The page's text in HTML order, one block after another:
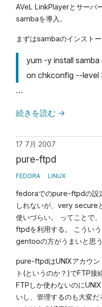
AVeL LinkPlayerとサーバ
sambaを導入。
まずはsambaのインスト
yum -y install
on chkconfig --level
…
続きを読む →
17 7月 2007
pure-ftpd
FEDORA LINUX
fedoraでのpure-ftpdの設
しれないが、very secure
使いづらい。 ってことで
ftpdを利用する。 こうい
gentooの方がうまいと思う
pure-ftpdはUNIXアカウン
ト(というのか？)でFTP接
FTPしか使わないのに
いし、管理するのも大変